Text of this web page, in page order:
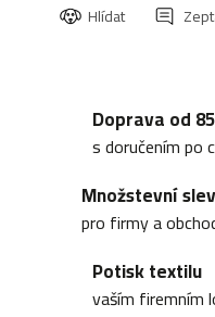
Hlídat
Doprava od
s doručením po
Množstevní
pro firmy a
Potisk textilu
vaším firemním